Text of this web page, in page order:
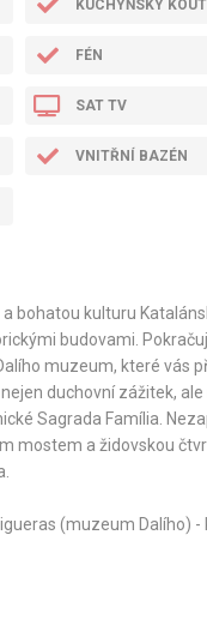
KUCHYŇSKÝ KOUT
FÉN
SAT TV
VNITŘNÍ BAZÉN
bohatou kulturu
budovami.
muzeum, které
duchovní zážitek,
Sagrada Família.
mostem a židovskou
(muzeum Dalího)